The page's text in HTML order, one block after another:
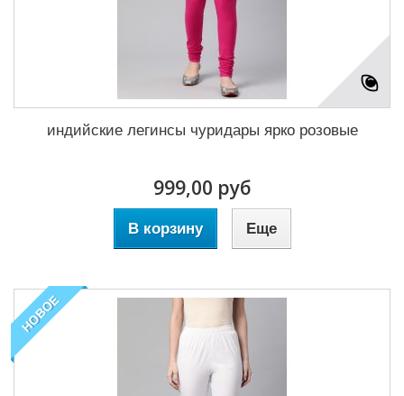
индийские легинсы чуридары ярко розовые
999,00 руб
В корзину Еще
НОВОЕ